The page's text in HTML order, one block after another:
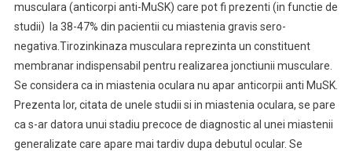
musculara (anticorpi anti-MuSK) care pot fi prezenti (in functie de
studii) la 38-47% din pacientii cu miastenia gravis sero-
negativa.Tirozinkinaza musculara reprezinta un constituent
membranar indispensabil pentru realizarea jonctiunii musculare.
Se considera ca in miastenia oculara nu apar anticorpii anti MuSK.
Prezenta lor, citata de unele studii si in miastenia oculara, se pare
ca s-ar datora unui stadiu precoce de diagnostic al unei miastenii
generalizate care apare mai tardiv dupa debutul ocular. Se